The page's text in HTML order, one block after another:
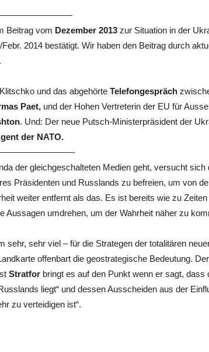
Beitrag vom Dezember 2013 zur Situation in der
2014 bestätigt. Wir haben den Beitrag durch
und das abgehörte Telefongespräch
Paet, und der Hohen Vertreterin der EU für
. Und: Der neue Putsch-Ministerpräsident der
der NATO.
der gleichgeschalteten Medien geht, versucht
Präsidenten und Russlands zu befreien, um von
weiter entfernt als das. Es ist bereits wie zu
Aussagen umdrehen, um der Wahrheit näher zu
sehr, sehr viel – für die Strategen der totalitären
offenbart die geostrategische Bedeutung.
Stratfor bringt es auf den Punkt wenn er sagt, dass
liegt“ und dessen Ausscheiden aus der
zu verteidigen ist“.